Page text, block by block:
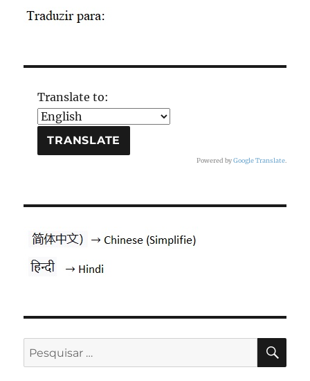
Translate to:
Powered byGoogle Translate.
Pesquisar
por: